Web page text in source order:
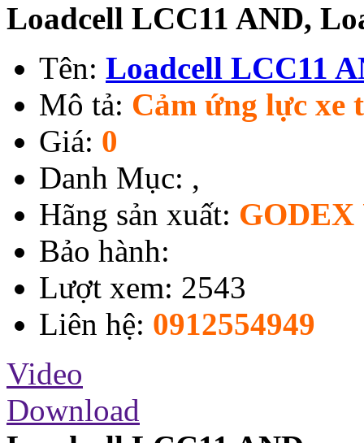
Loadcell LCC11 AND,
Tên: Loadcell LCC11
Mô tả: Cảm ứng lực xe
Giá: 0
Danh Mục: ,
Hãng sản xuất: GODEX
Bảo hành:
Lượt xem: 2543
Liên hệ: 0912554949
Video
Download